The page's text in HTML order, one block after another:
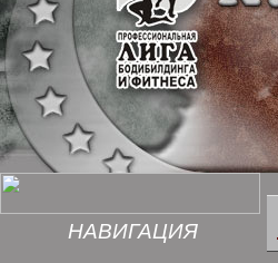
НАВИГАЦИЯ